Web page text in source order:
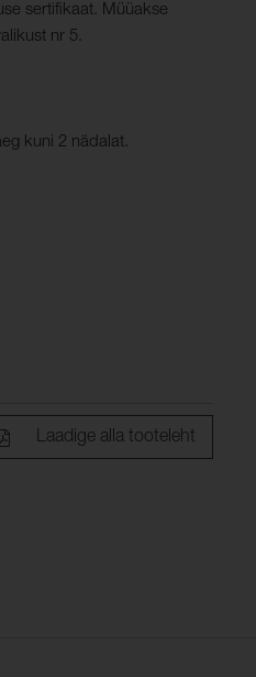
sertifikaat. Müüakse
nr 5.
kuni 2 nädalat.
Laadige alla tooteleht